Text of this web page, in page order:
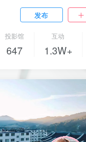
发布
投影馆
647
互动
1.3W+